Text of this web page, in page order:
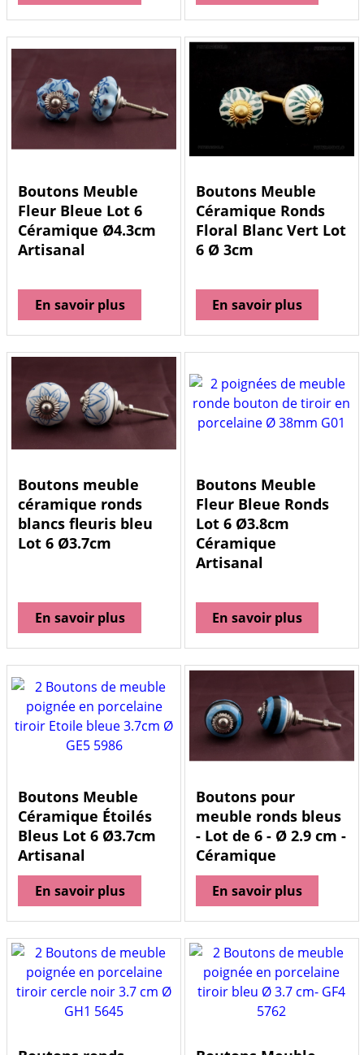
Boutons Meuble
Fleur Bleue Lot 6
Céramique Ø4.3cm
Artisanal
En savoir plus
Boutons Meuble
Céramique Ronds
Floral Blanc Vert Lot
6 Ø 3cm
En savoir plus
Boutons meuble
céramique ronds
blancs fleuris bleu
Lot 6 Ø3.7cm
En savoir plus
Boutons Meuble
Fleur Bleue Ronds
Lot 6 Ø3.8cm
Céramique
Artisanal
En savoir plus
Boutons Meuble
Céramique Étoilés
Bleus Lot 6 Ø3.7cm
Artisanal
En savoir plus
Boutons pour
meuble ronds bleus
- Lot de 6 - Ø 2.9 cm -
Céramique
En savoir plus